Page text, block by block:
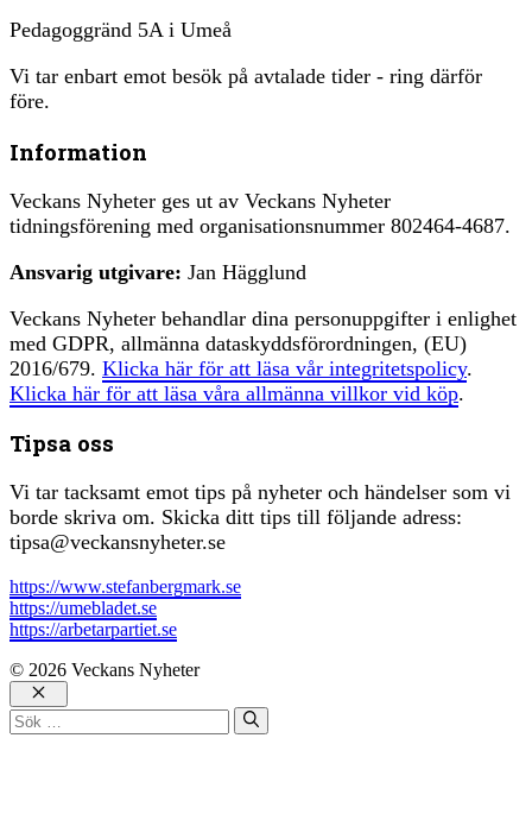
Pedagoggränd 5A i Umeå
Vi tar enbart emot besök på avtalade tider - ring därför
före.
Information
Veckans Nyheter ges ut av Veckans Nyheter
tidningsförening med organisationsnummer 802464-4687.
Ansvarig utgivare: Jan Hägglund
Veckans Nyheter behandlar dina personuppgifter i enlighet
med GDPR, allmänna dataskyddsförordningen, (EU)
2016/679. Klicka här för att läsa vår integritetspolicy.
Klicka här för att läsa våra allmänna villkor vid köp.
Tipsa oss
Vi tar tacksamt emot tips på nyheter och händelser som vi
borde skriva om. Skicka ditt tips till följande adress:
tipsa@veckansnyheter.se
https://www.stefanbergmark.se
https://umebladet.se
https://arbetarpartiet.se
© 2026 Veckans Nyheter
Stäng
Sök
efter: